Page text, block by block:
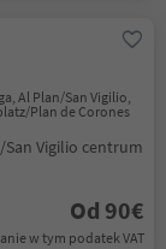
Al Plan/San Vigilio,
Plan de Corones
Vigilio centrum
Od 90€
w tym podatek VAT